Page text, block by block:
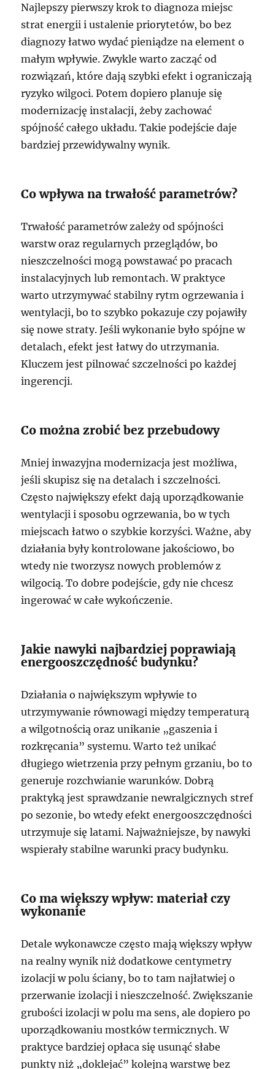
Najlepszy pierwszy krok to diagnoza miejsc
strat energii i ustalenie priorytetów, bo bez
diagnozy łatwo wydać pieniądze na element o
małym wpływie. Zwykle warto zacząć od
rozwiązań, które dają szybki efekt i ograniczają
ryzyko wilgoci. Potem dopiero planuje się
modernizację instalacji, żeby zachować
spójność całego układu. Takie podejście daje
bardziej przewidywalny wynik.
Co wpływa na trwałość parametrów?
Trwałość parametrów zależy od spójności
warstw oraz regularnych przeglądów, bo
nieszczelności mogą powstawać po pracach
instalacyjnych lub remontach. W praktyce
warto utrzymywać stabilny rytm ogrzewania i
wentylacji, bo to szybko pokazuje czy pojawiły
się nowe straty. Jeśli wykonanie było spójne w
detalach, efekt jest łatwy do utrzymania.
Kluczem jest pilnować szczelności po każdej
ingerencji.
Co można zrobić bez przebudowy
Mniej inwazyjna modernizacja jest możliwa,
jeśli skupisz się na detalach i szczelności.
Często największy efekt dają uporządkowanie
wentylacji i sposobu ogrzewania, bo w tych
miejscach łatwo o szybkie korzyści. Ważne, aby
działania były kontrolowane jakościowo, bo
wtedy nie tworzysz nowych problemów z
wilgocią. To dobre podejście, gdy nie chcesz
ingerować w całe wykończenie.
Jakie nawyki najbardziej poprawiają
energooszczędność budynku?
Działania o największym wpływie to
utrzymywanie równowagi między temperaturą
a wilgotnością oraz unikanie „gaszenia i
rozkręcania” systemu. Warto też unikać
długiego wietrzenia przy pełnym grzaniu, bo to
generuje rozchwianie warunków. Dobrą
praktyką jest sprawdzanie newralgicznych stref
po sezonie, bo wtedy efekt energooszczędności
utrzymuje się latami. Najważniejsze, by nawyki
wspierały stabilne warunki pracy budynku.
Co ma większy wpływ: materiał czy
wykonanie
Detale wykonawcze często mają większy wpływ
na realny wynik niż dodatkowe centymetry
izolacji w polu ściany, bo to tam najłatwiej o
przerwanie izolacji i nieszczelność. Zwiększanie
grubości izolacji w polu ma sens, ale dopiero po
uporządkowaniu mostków termicznych. W
praktyce bardziej opłaca się usunąć słabe
punkty niż „doklejać” kolejną warstwę bez